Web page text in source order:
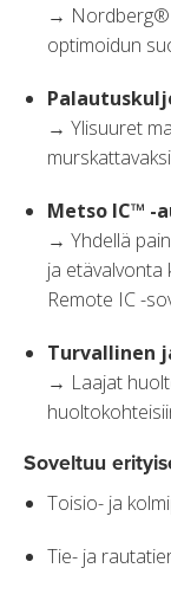
→ Nordberg®
optimoidun
→ Ylisuuret
Metso IC™ -
→ Yhdellä
ja
Remote IC -
Turvallinen
→ Laajat
Soveltuu
Toisio- ja
Tie- ja